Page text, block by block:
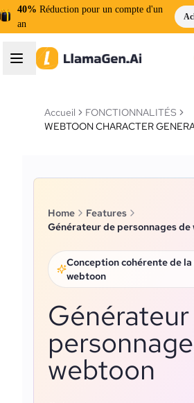
40% Réduction pour un compte d'un
an
Accueil
FONCTIONNALITÉS
WEBTOON CHARACTER
Home
Features
Générateur de personnages de
Conception cohérente de
webtoon
webtoon